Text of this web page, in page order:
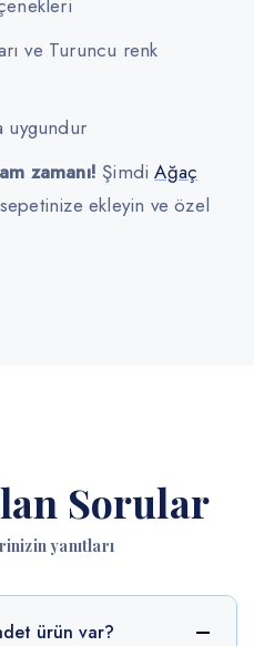
ve Turuncu renk
uygundur
zamanı! ŞimdiAğaç
ekleyin ve özel
Sorular
yanıtları
ürün var?